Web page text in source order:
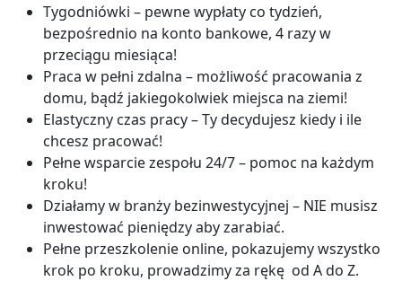
Tygodniówki – pewne wypłaty co tydzień,
bezpośrednio na konto bankowe, 4 razy w
przeciągu miesiąca!
Praca w pełni zdalna – możliwość pracowania z
domu, bądź jakiegokolwiek miejsca na ziemi!
Elastyczny czas pracy – Ty decydujesz kiedy i ile
chcesz pracować!
Pełne wsparcie zespołu 24/7 – pomoc na każdym
kroku!
Działamy w branży bezinwestycyjnej – NIE musisz
inwestować pieniędzy aby zarabiać.
Pełne przeszkolenie online, pokazujemy wszystko
krok po kroku, prowadzimy za rękę od A do Z.